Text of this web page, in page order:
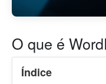
O que é
Índice